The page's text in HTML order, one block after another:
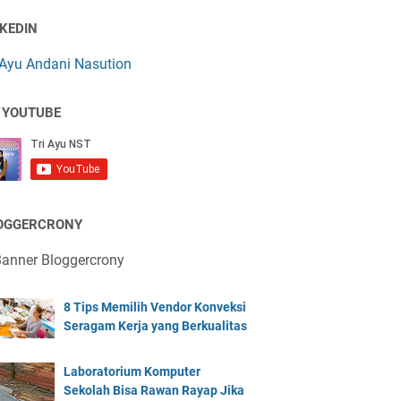
Andani Nasution
8 Tips Memilih Vendor Konveksi
Seragam Kerja yang Berkualitas
Laboratorium Komputer
Sekolah Bisa Rawan Rayap Jika